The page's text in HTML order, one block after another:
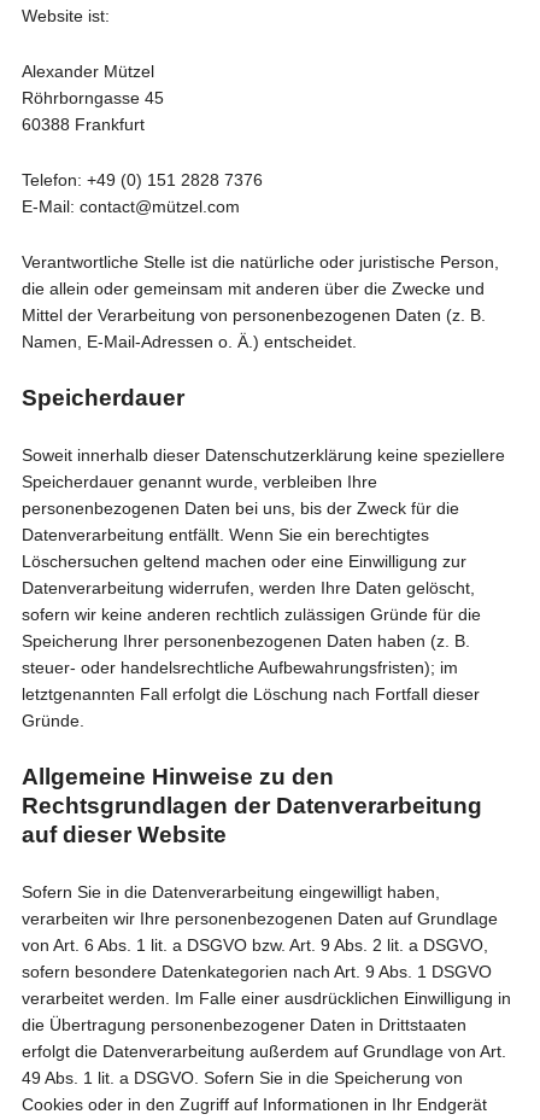
Website ist:
Alexander Mützel
Röhrborngasse 45
60388 Frankfurt
Telefon: +49 (0) 151 2828 7376
E-Mail: contact@mützel.com
Verantwortliche Stelle ist die natürliche oder juristische Person,
die allein oder gemeinsam mit anderen über die Zwecke und
Mittel der Verarbeitung von personenbezogenen Daten (z. B.
Namen, E-Mail-Adressen o. Ä.) entscheidet.
Speicherdauer
Soweit innerhalb dieser Datenschutzerklärung keine speziellere
Speicherdauer genannt wurde, verbleiben Ihre
personenbezogenen Daten bei uns, bis der Zweck für die
Datenverarbeitung entfällt. Wenn Sie ein berechtigtes
Löschersuchen geltend machen oder eine Einwilligung zur
Datenverarbeitung widerrufen, werden Ihre Daten gelöscht,
sofern wir keine anderen rechtlich zulässigen Gründe für die
Speicherung Ihrer personenbezogenen Daten haben (z. B.
steuer- oder handelsrechtliche Aufbewahrungsfristen); im
letztgenannten Fall erfolgt die Löschung nach Fortfall dieser
Gründe.
Allgemeine Hinweise zu den
Rechtsgrundlagen der Datenverarbeitung
auf dieser Website
Sofern Sie in die Datenverarbeitung eingewilligt haben,
verarbeiten wir Ihre personenbezogenen Daten auf Grundlage
von Art. 6 Abs. 1 lit. a DSGVO bzw. Art. 9 Abs. 2 lit. a DSGVO,
sofern besondere Datenkategorien nach Art. 9 Abs. 1 DSGVO
verarbeitet werden. Im Falle einer ausdrücklichen Einwilligung in
die Übertragung personenbezogener Daten in Drittstaaten
erfolgt die Datenverarbeitung außerdem auf Grundlage von Art.
49 Abs. 1 lit. a DSGVO. Sofern Sie in die Speicherung von
Cookies oder in den Zugriff auf Informationen in Ihr Endgerät